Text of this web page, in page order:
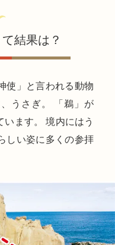
結果は？
使」と言われる動物
うさぎ。 「鵜」が
います。 境内にはう
しい姿に多くの参拝